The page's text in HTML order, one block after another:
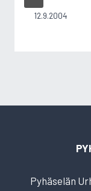
12.9.2004
Pyhäselän